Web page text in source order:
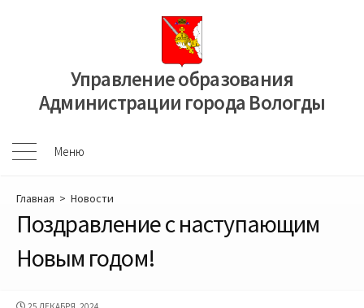
Управление образования
Администрации города Вологды
Меню
Меню
Главная > Новости
Поздравление с наступающим
Новым годом!
ДАТА